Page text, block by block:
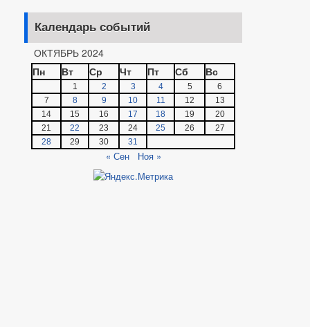
Календарь событий
ОКТЯБРЬ 2024
Пн
Вт Ср Чт Пт Сб Вс
1 2 3 4 5
6
7
8 9 10 11 12
13
14
15 16 17 18 19
20
21
22 23 24 25 26
27
28
29 30 31
« Сен Ноя »